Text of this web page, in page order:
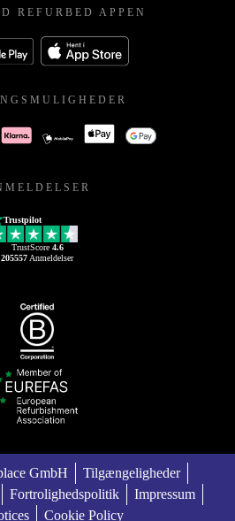
REFURBED APPEN
Trustpilot
TrustScore 4.6
205557 Anmeldelser
GmbH
Tilgængeligheder
Fortrolighedspolitik
Impressum
Cookie Policy